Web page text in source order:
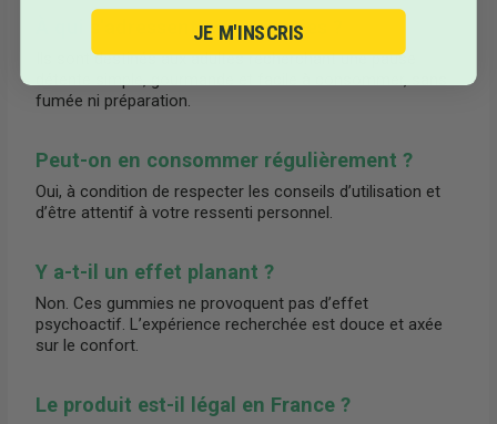
À qui s’adressent ces gummies ?
Ils sont destinés aux adultes recherchant une pause
fumée ni préparation.
Peut-on en consommer régulièrement ?
Oui, à condition de respecter les conseils d’utilisation et
d’être attentif à votre ressenti personnel.
Y a-t-il un effet planant ?
Non. Ces gummies ne provoquent pas d’effet
psychoactif. L’expérience recherchée est douce et axée
sur le confort.
Le produit est-il légal en France ?
JE M'INSCRIS